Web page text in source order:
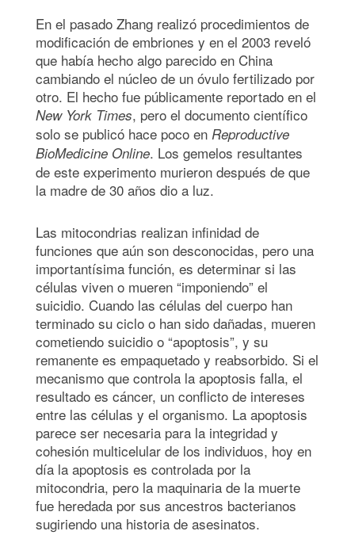
En el pasado Zhang realizó procedimientos de
modificación de embriones y en el 2003 reveló
que había hecho algo parecido en China
cambiando el núcleo de un óvulo fertilizado por
otro. El hecho fue públicamente reportado en el
New York Times, pero el documento científico
solo se publicó hace poco en Reproductive
BioMedicine Online. Los gemelos resultantes
de este experimento murieron después de que
la madre de 30 años dio a luz.
Las mitocondrias realizan infinidad de
funciones que aún son desconocidas, pero una
importantísima función, es determinar si las
células viven o mueren “imponiendo” el
suicidio. Cuando las células del cuerpo han
terminado su ciclo o han sido dañadas, mueren
cometiendo suicidio o “apoptosis”, y su
remanente es empaquetado y reabsorbido. Si el
mecanismo que controla la apoptosis falla, el
resultado es cáncer, un conflicto de intereses
entre las células y el organismo. La apoptosis
parece ser necesaria para la integridad y
cohesión multicelular de los individuos, hoy en
día la apoptosis es controlada por la
mitocondria, pero la maquinaria de la muerte
fue heredada por sus ancestros bacterianos
sugiriendo una historia de asesinatos.